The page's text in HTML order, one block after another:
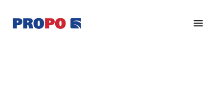
pääsisältöön
alatunnisteeseen